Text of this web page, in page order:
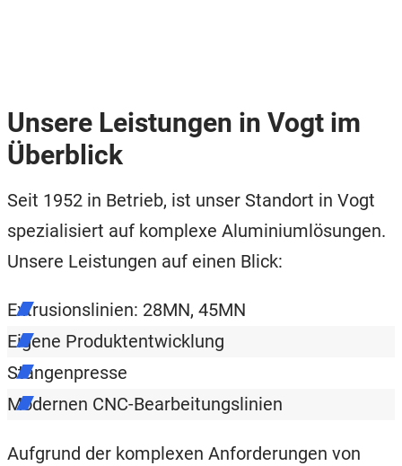
Unsere Leistungen in Vogt im
Überblick
Seit 1952 in Betrieb, ist unser Standort in Vogt
spezialisiert auf komplexe Aluminiumlösungen.
Unsere Leistungen auf einen Blick:
Extrusionslinien: 28MN, 45MN
Eigene Produktentwicklung
Stangenpresse
Modernen CNC-Bearbeitungslinien
Aufgrund der komplexen Anforderungen von